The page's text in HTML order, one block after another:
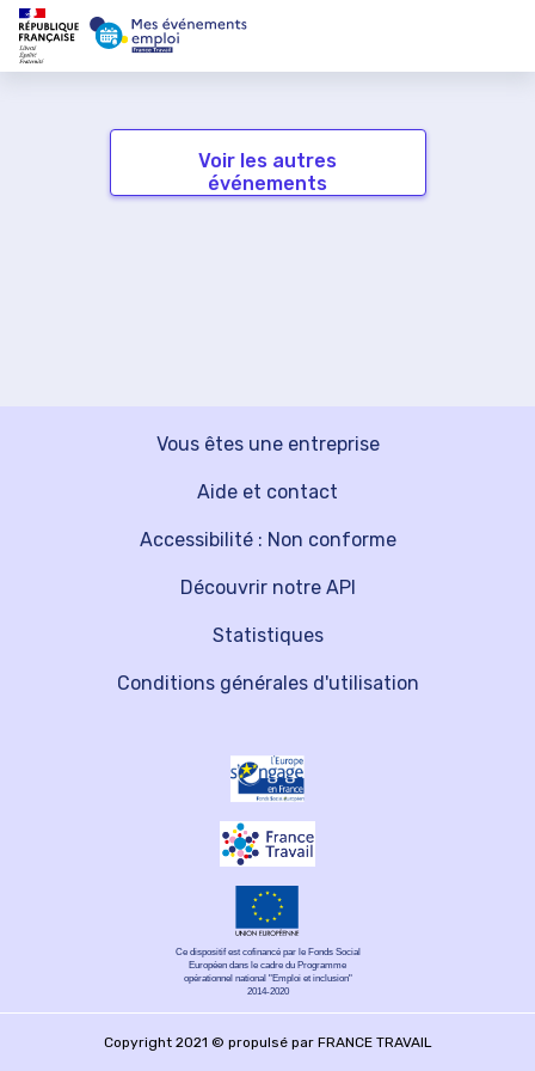
Voir les autres
événements
Vous êtes une entreprise
Découvrir notre API
Aide et contact
Statistiques
Accessibilité : Non conforme
Conditions générales d'utilisation
Ce dispositif est cofinancé par le Fonds Social
Européen dans le cadre du Programme
opérationnel national "Emploi et inclusion"
2014-2020
Copyright 2021 © propulsé par FRANCE TRAVAIL